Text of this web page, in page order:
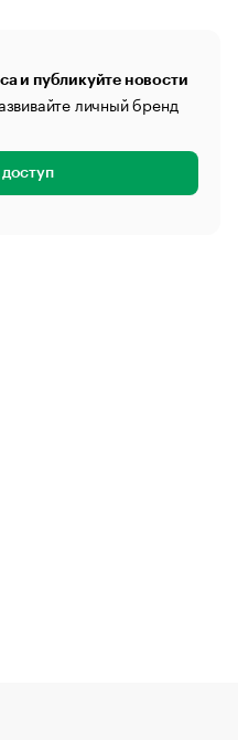
и публикуйте новости
личный бренд
доступ